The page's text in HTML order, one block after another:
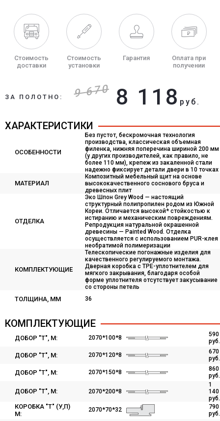
Стоимость
доставки
Стоимость
установки
Гарантия
Оплата при
получении
ЗА ПОЛОТНО: 9 670 8 118 руб.
ХАРАКТЕРИСТИКИ
ОСОБЕННОСТИ
Без пустот, бескромочная технология
производства, классическая объемная
филенка, нижняя поперечина шириной 200 мм
(у других производителей, как правило, не
более 110 мм), крепеж из закаленной стали
надежно фиксирует детали двери в 10 точках
МАТЕРИАЛ
Композитный мебельный щит на основе
высококачественного соснового бруса и
древесных плит
ОТДЕЛКА
Эко Шпон Grey Wood — настоящий
структурный полипропилен родом из Южной
Кореи. Отличается высокой* стойкостью к
истиранию и механическим повреждениям.
Репродукция натуральной окрашенной
древесины — Painted Wood. Отделка
осуществляется с использованием PUR-клея
необратимой полимеризации
КОМПЛЕКТУЮЩИЕ
Телескопические погонажные изделия для
качественного регулируемого монтажа.
Дверная коробка с TPE-уплотнителем для
мягкого закрывания, благодаря особой
форме уплотнителя отсутствует закусывание
со стороны петель
ТОЛЩИНА, ММ 36
КОМПЛЕКТУЮЩИЕ
ДОБОР "Т", M: 2070*100*8
590
руб.
ДОБОР "Т", М: 2070*120*8
670
руб.
ДОБОР "Т", М: 2070*150*8
860
руб.
ДОБОР "Т", М: 2070*200*8
1
140
руб.
КОРОБКА "Т" (У,П)
М:
2070*70*32
790
руб.